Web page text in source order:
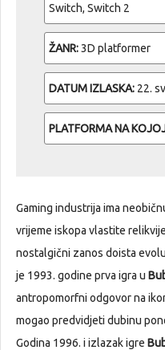
Switch, Switch 2
ŽANR:3D platformer
DATUM IZLASKA: 22.
PLATFORMA NA
Gaming industrija ima
vrijeme iskopa vlastite
nostalgični zanos doista
je 1993. godine prva igra u
antropomorfni odgovor na
mogao predvidjeti dubinu
Godina 1996. i izlazak igre